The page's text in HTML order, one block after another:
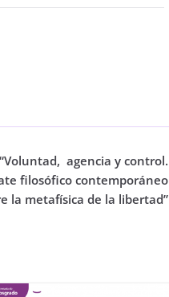
agencia y control.
filosófico contemporáneo
la metafísica de la libertad”